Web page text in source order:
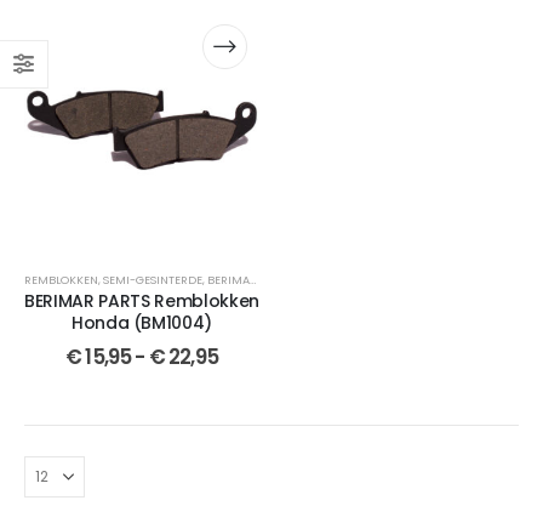
REMBLOKKEN,SEMI-GESINTERDE, BERIMAR PARTS
BERIMAR PARTS Remblokken
Honda (BM1004)
€15,95- €22,95